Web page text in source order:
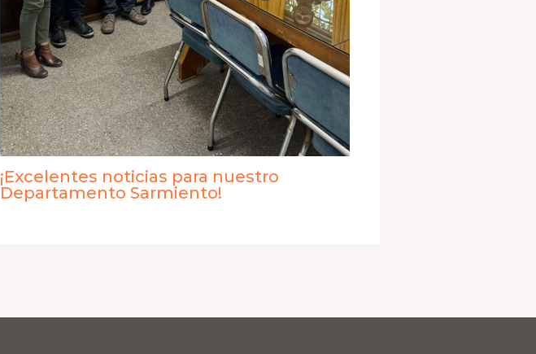
¡Excelentes noticias para nuestro
Departamento Sarmiento!